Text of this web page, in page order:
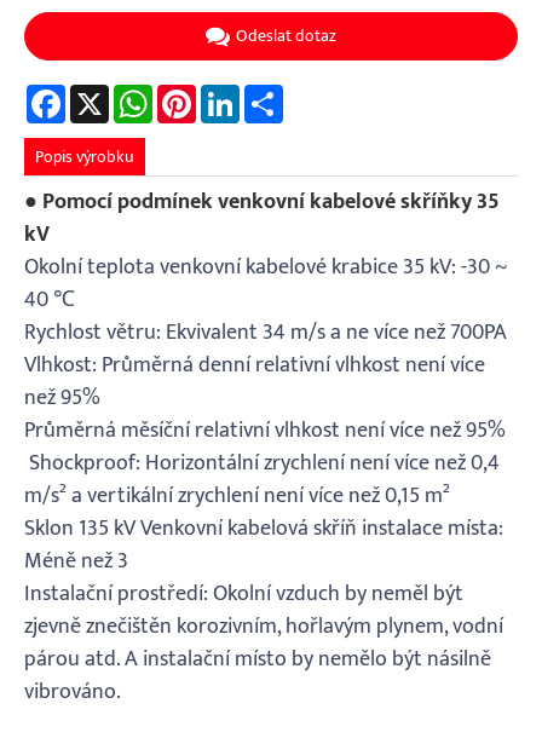
Odeslat dotaz
Facebook
X WhatsAppPinterestLinkedIn
Popis výrobku
● Pomocí podmínek venkovní kabelové skříňky 35
kV
Okolní teplota venkovní kabelové krabice 35 kV: -30 ~
40 ℃
Rychlost větru: Ekvivalent 34 m/s a ne více než 700PA
Vlhkost: Průměrná denní relativní vlhkost není více
než 95%
Průměrná měsíční relativní vlhkost není více než 95%
Shockproof: Horizontální zrychlení není více než 0,4
m/s² a vertikální zrychlení není více než 0,15 m²
Sklon 135 kV Venkovní kabelová skříň instalace místa:
Méně než 3
Instalační prostředí: Okolní vzduch by neměl být
zjevně znečištěn korozivním, hořlavým plynem, vodní
párou atd. A instalační místo by nemělo být násilně
vibrováno.